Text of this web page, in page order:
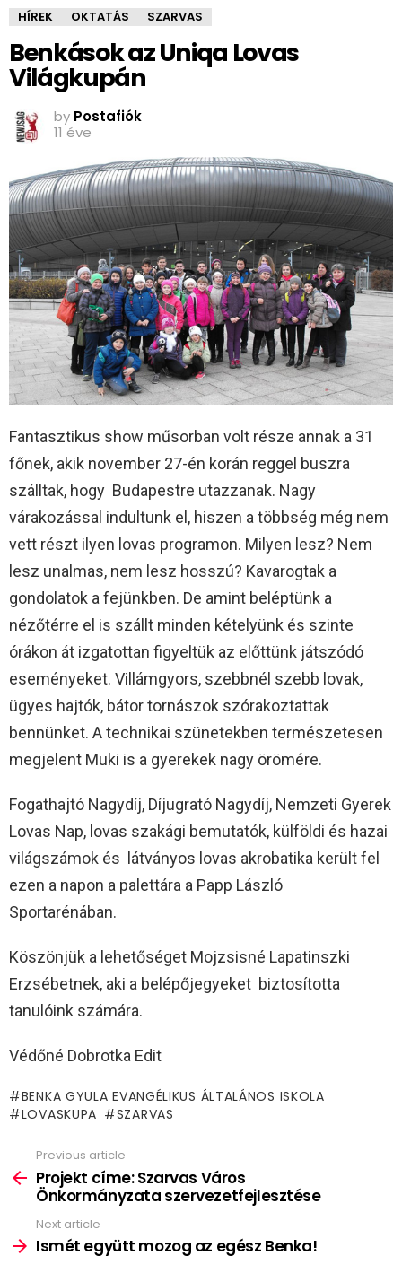
HÍREK OKTATÁS SZARVAS
Benkások az Uniqa Lovas
Világkupán
by Postafiók
11 éve
Fantasztikus show műsorban volt része annak a 31
főnek, akik november 27-én korán reggel buszra
szálltak, hogy Budapestre utazzanak. Nagy
várakozással indultunk el, hiszen a többség még nem
vett részt ilyen lovas programon. Milyen lesz? Nem
lesz unalmas, nem lesz hosszú? Kavarogtak a
gondolatok a fejünkben. De amint beléptünk a
nézőtérre el is szállt minden kételyünk és szinte
órákon át izgatottan figyeltük az előttünk játszódó
eseményeket. Villámgyors, szebbnél szebb lovak,
ügyes hajtók, bátor tornászok szórakoztattak
bennünket. A technikai szünetekben természetesen
megjelent Muki is a gyerekek nagy örömére.
Fogathajtó Nagydíj, Díjugrató Nagydíj, Nemzeti Gyerek
Lovas Nap, lovas szakági bemutatók, külföldi és hazai
világszámok és látványos lovas akrobatika került fel
ezen a napon a palettára a Papp László
Sportarénában.
Köszönjük a lehetőséget Mojzsisné Lapatinszki
Erzsébetnek, aki a belépőjegyeket biztosította
tanulóink számára.
Védőné Dobrotka Edit
BENKA GYULA EVANGÉLIKUS ÁLTALÁNOS ISKOLA
LOVASKUPA
SZARVAS
more
Previous article
Projekt címe: Szarvas Város
Önkormányzata szervezetfejlesztése
Next article
Ismét együtt mozog az egész Benka!